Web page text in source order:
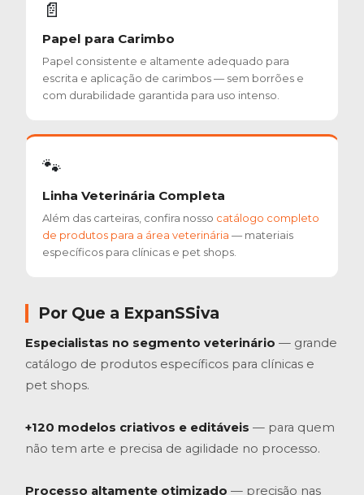
📄
Papel para Carimbo
Papel consistente e altamente adequado para
escrita e aplicação de carimbos — sem borrões e
com durabilidade garantida para uso intenso.
🐾
Linha Veterinária Completa
Além das carteiras, confira nosso catálogo completo
de produtos para a área veterinária — materiais
específicos para clínicas e pet shops.
Por Que a ExpanSSiva
Especialistas no segmento veterinário — grande
catálogo de produtos específicos para clínicas e
pet shops.
+120 modelos criativos e editáveis — para quem
não tem arte e precisa de agilidade no processo.
Processo altamente otimizado — precisão nas